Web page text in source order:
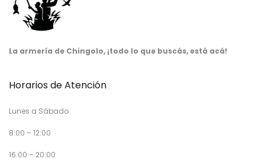
La armería de Chingolo, ¡todo lo que buscás, está acá!
Horarios de Atención
Lunes a Sábado
8:00 – 12:00
16:00 – 20:00